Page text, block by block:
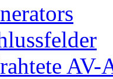
AV-